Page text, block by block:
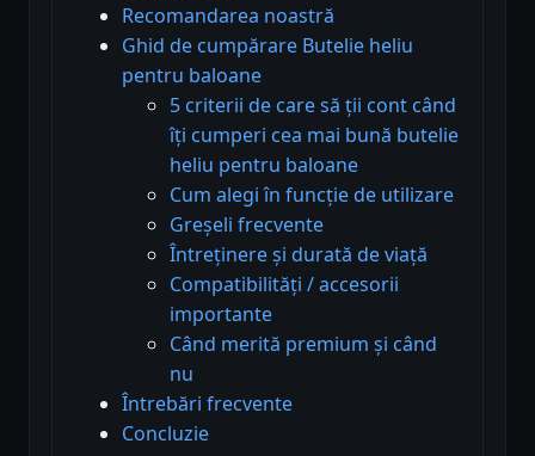
Recomandarea noastră
Ghid de cumpărare Butelie heliu
pentru baloane
5 criterii de care să ții cont când
îți cumperi cea mai bună butelie
heliu pentru baloane
Cum alegi în funcție de utilizare
Greșeli frecvente
Întreținere și durată de viață
Compatibilități / accesorii
importante
Când merită premium și când
nu
Întrebări frecvente
Concluzie